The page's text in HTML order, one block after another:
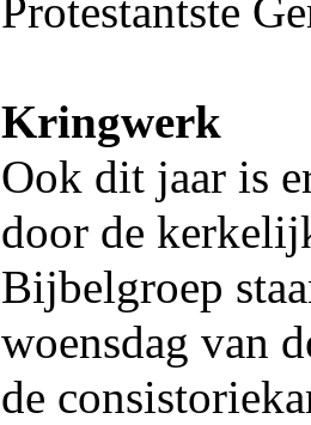
Protestantste
Kringwerk
Ook dit jaar is
door de
Bijbelgroep
woensdag van
de